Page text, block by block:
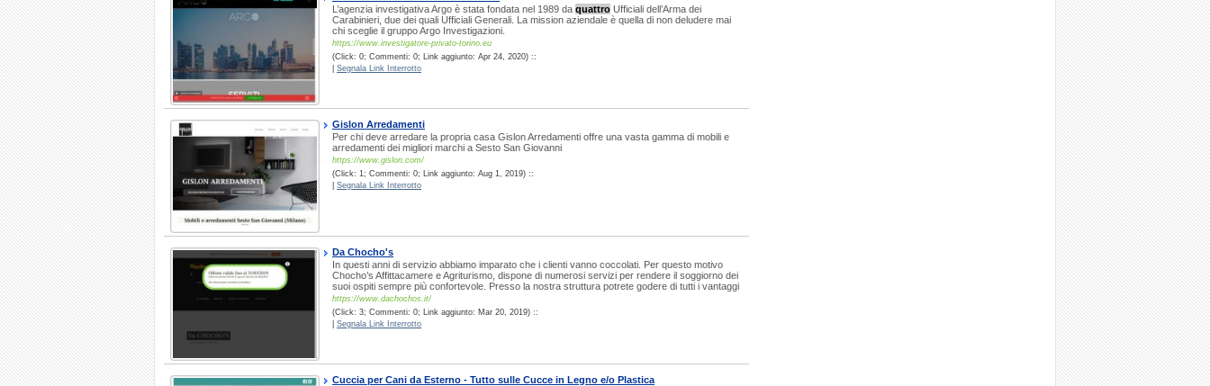
L’agenzia investigativa Argo è stata fondata nel 1989 da quattro Ufficiali dell’Arma dei
Carabinieri, due dei quali Ufficiali Generali. La mission aziendale è quella di non deludere mai
chi sceglie il gruppo Argo Investigazioni.
https://www.investigatore-privato-torino.eu
(Click: 0; Commenti: 0; Link aggiunto: Apr 24, 2020) ::
Segnala Link Interrotto
Gislon Arredamenti
Per chi deve arredare la propria casa Gislon Arredamenti offre una vasta gamma di mobili e
arredamenti dei migliori marchi a Sesto San Giovanni
https://www.gislon.com/
(Click: 1; Commenti: 0; Link aggiunto: Aug 1, 2019) ::
Segnala Link Interrotto
Da Chocho's
In questi anni di servizio abbiamo imparato che i clienti vanno coccolati. Per questo motivo
Chocho’s Affittacamere e Agriturismo, dispone di numerosi servizi per rendere il soggiorno dei
suoi ospiti sempre più confortevole. Presso la nostra struttura potrete godere di tutti i vantaggi
https://www.dachochos.it/
(Click: 3; Commenti: 0; Link aggiunto: Mar 20, 2019) ::
Segnala Link Interrotto
Cuccia per Cani da Esterno - Tutto sulle Cucce in Legno e/o Plastica